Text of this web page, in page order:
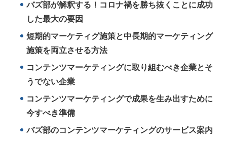
バズ部が解釈する！コロナ禍を勝ち抜くことに成功
した最大の要因
短期的マーケティグ施策と中長期的マーケティング
施策を両立させる方法
コンテンツマーケティングに取り組むべき企業とそ
うでない企業
コンテンツマーケティングで成果を生み出すために
今すべき準備
バズ部のコンテンツマーケティングのサービス案内